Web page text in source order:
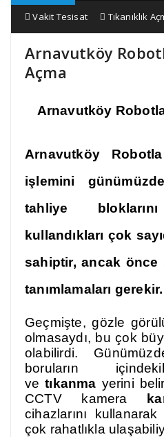
Vakit Tesisat Tıkanıklık
Arnavutköy
Açma
Arnavutköy Robotla
Arnavutköy Robotla
işlemini
tahliye
kullandıkları çok
sahiptir, ancak
tanımlamaları gerekir.
Geçmişte, gözle
olmasaydı, bu çok
olabilirdi.
boruların
ve tıkanma yerini
CCTV kamera
cihazlarını
çok rahatlıkla